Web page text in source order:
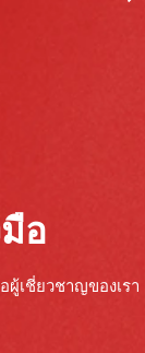
อ
เชี่ยวชาญของเรา